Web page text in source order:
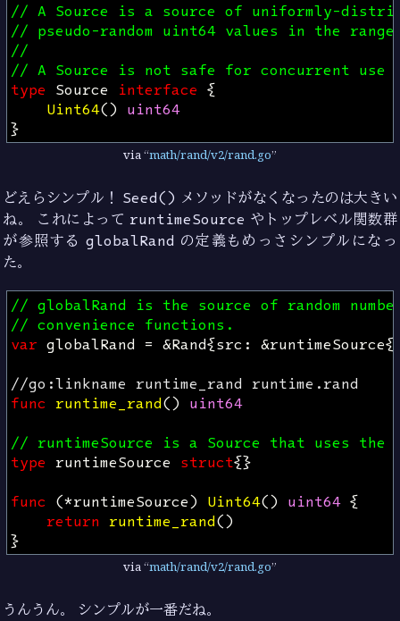
// A Source is a source of uniformly-
// pseudo-random uint64 values in the
//
// A Source is not safe for concurrent use
type Source interface {
Uint64() uint64
}
via math/rand/v2/rand.go
どえらシンプル！ Seed() メソッドがなくなったのは大きい
ね。 これによって runtimeSource やトップレベル関数群
が参照するglobalRand の定義もめっさシンプルになっ
た。
// globalRand is the source of random
// convenience functions.
var globalRand = &Rand{src : &runtimeSource
//go:linkname runtime_rand runtime.rand
func runtime_rand() uint64
// runtimeSource is a Source that uses the
type runtimeSource struct{}
func (*runtimeSource) Uint64() uint64 {
return runtime_rand()
}
via math/rand/v2/rand.go
うんうん。 シンプルが一番だね。